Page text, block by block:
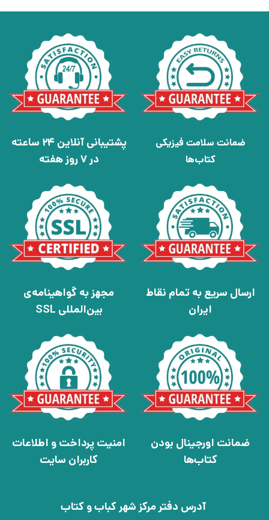
ضمانت سلامت فیزیکی
کتاب‌ها
پشتیبانی آنلاین 24 ساعته
در 7 روز هفته
ارسال سریع به تمام نقاط
ایران
مجهز به گواهینامه‌ی
بین‌المللی SSL
ضمانت اورجینال بودن
کتاب‌ها
امنیت پرداخت و اطلاعات
کاربران سایت
آدرس دفتر مرکز شهر کباب و کتاب